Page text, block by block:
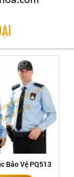
Bảo Vệ PQ513